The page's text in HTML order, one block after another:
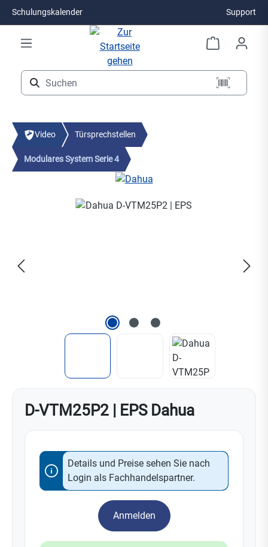
Zum Hauptinhalt springen
Schulungskalender Support
Video Türsprechstellen
Modulares System Serie 4
Bildergalerie überspringen
D-VTM25P2 | EPS Dahua
Details und Preise sehen Sie nach
Login als Fachhandelspartner.
Anmelden